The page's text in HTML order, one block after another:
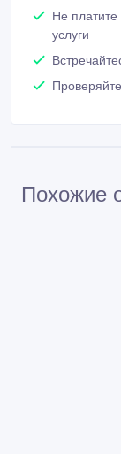
Не
услуги
Похожие